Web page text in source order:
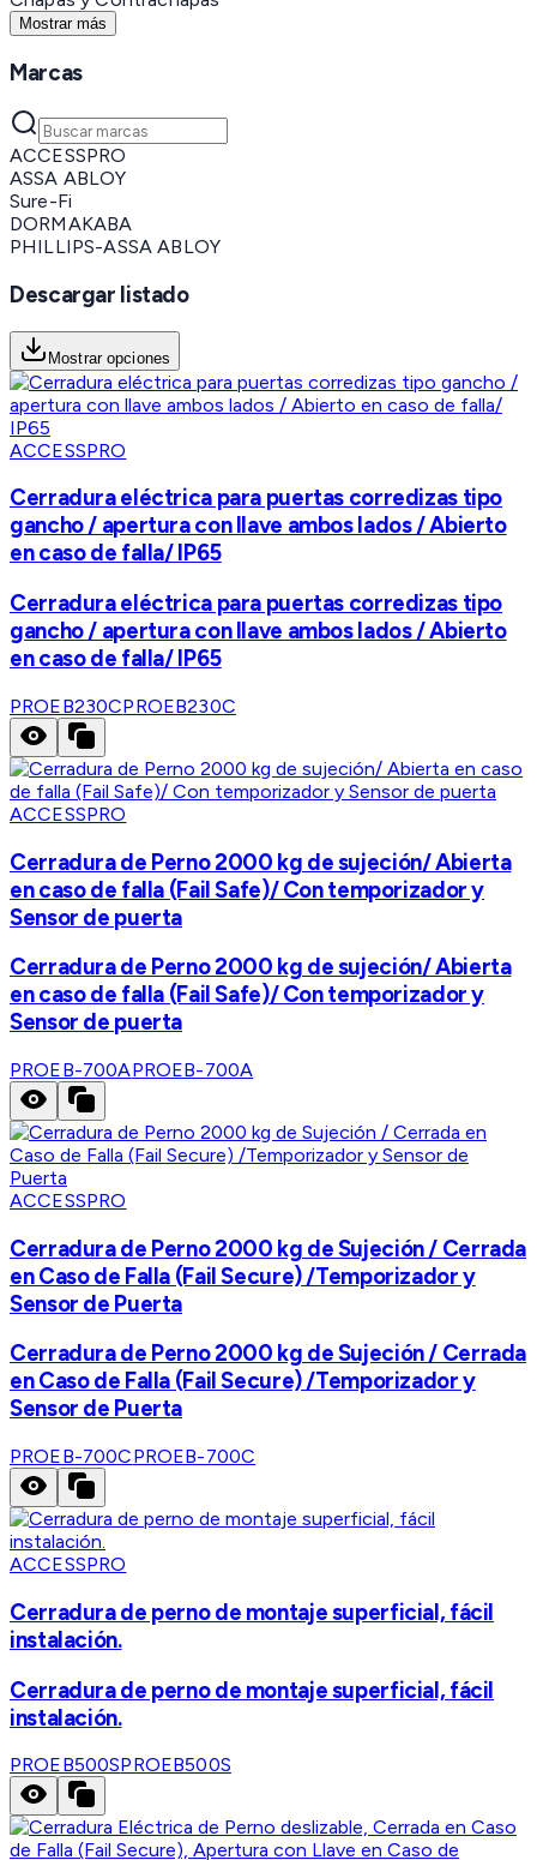
Mostrar más
Marcas
ACCESSPRO
ASSA ABLOY
Sure-Fi
DORMAKABA
PHILLIPS-ASSA ABLOY
Descargar listado
Mostrar opciones
ACCESSPRO
Cerradura eléctrica para puertas corredizas tipo
gancho / apertura con llave ambos lados / Abierto
en caso de falla/ IP65
Cerradura eléctrica para puertas corredizas tipo
gancho / apertura con llave ambos lados / Abierto
en caso de falla/ IP65
PROEB230CPROEB230C
ACCESSPRO
Cerradura de Perno 2000 kg de sujeción/ Abierta
en caso de falla (Fail Safe)/ Con temporizador y
Sensor de puerta
Cerradura de Perno 2000 kg de sujeción/ Abierta
en caso de falla (Fail Safe)/ Con temporizador y
Sensor de puerta
PROEB-700APROEB-700A
ACCESSPRO
Cerradura de Perno 2000 kg de Sujeción / Cerrada
en Caso de Falla (Fail Secure) /Temporizador y
Sensor de Puerta
Cerradura de Perno 2000 kg de Sujeción / Cerrada
en Caso de Falla (Fail Secure) /Temporizador y
Sensor de Puerta
PROEB-700CPROEB-700C
ACCESSPRO
Cerradura de perno de montaje superficial, fácil
instalación.
Cerradura de perno de montaje superficial, fácil
instalación.
PROEB500SPROEB500S